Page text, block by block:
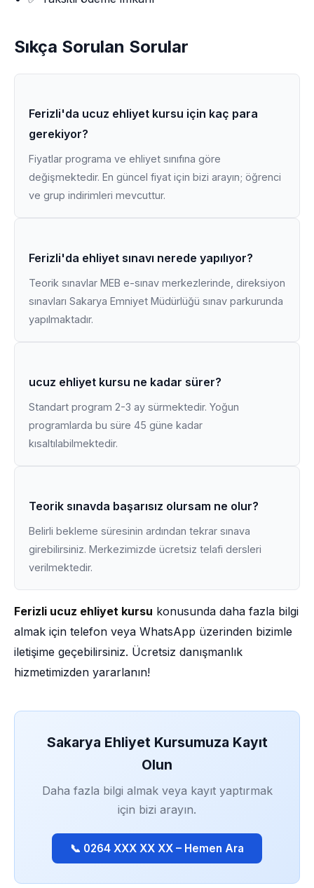
Sıkça Sorulan Sorular
Ferizli'da ucuz ehliyet kursu için kaç para
gerekiyor?
Fiyatlar programa ve ehliyet sınıfına göre
değişmektedir. En güncel fiyat için bizi arayın; öğrenci
ve grup indirimleri mevcuttur.
Ferizli'da ehliyet sınavı nerede yapılıyor?
Teorik sınavlar MEB e-sınav merkezlerinde, direksiyon
sınavları Sakarya Emniyet Müdürlüğü sınav parkurunda
yapılmaktadır.
ucuz ehliyet kursu ne kadar sürer?
Standart program 2-3 ay sürmektedir. Yoğun
programlarda bu süre 45 güne kadar
kısaltılabilmektedir.
Teorik sınavda başarısız olursam ne olur?
Belirli bekleme süresinin ardından tekrar sınava
girebilirsiniz. Merkezimizde ücretsiz telafi dersleri
verilmektedir.
Ferizli ucuz ehliyet kursu konusunda daha fazla bilgi
almak için telefon veya WhatsApp üzerinden bizimle
iletişime geçebilirsiniz. Ücretsiz danışmanlık
hizmetimizden yararlanın!
Sakarya Ehliyet Kursumuza Kayıt
Olun
Daha fazla bilgi almak veya kayıt yaptırmak
için bizi arayın.
📞 0264 XXX XX XX – Hemen Ara